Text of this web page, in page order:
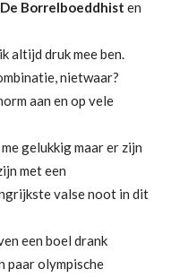
De Borrelboeddhist en
altijd druk mee ben.
nietwaar?
aan en op vele
gelukkig maar er zijn
met een
valse noot in dit
een boel drank
paar olympische